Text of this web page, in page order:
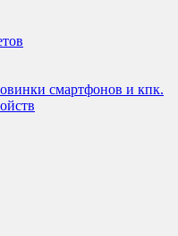
смартфонов и кпк.